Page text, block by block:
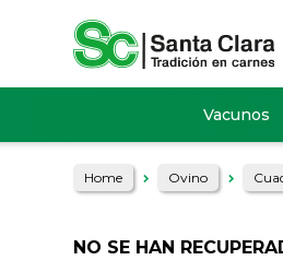
Vacunos
Home Ovino
NO SE HAN